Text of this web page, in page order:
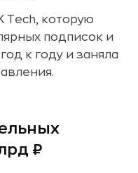
Tech, которую
подписок и
к году и заняла
₽